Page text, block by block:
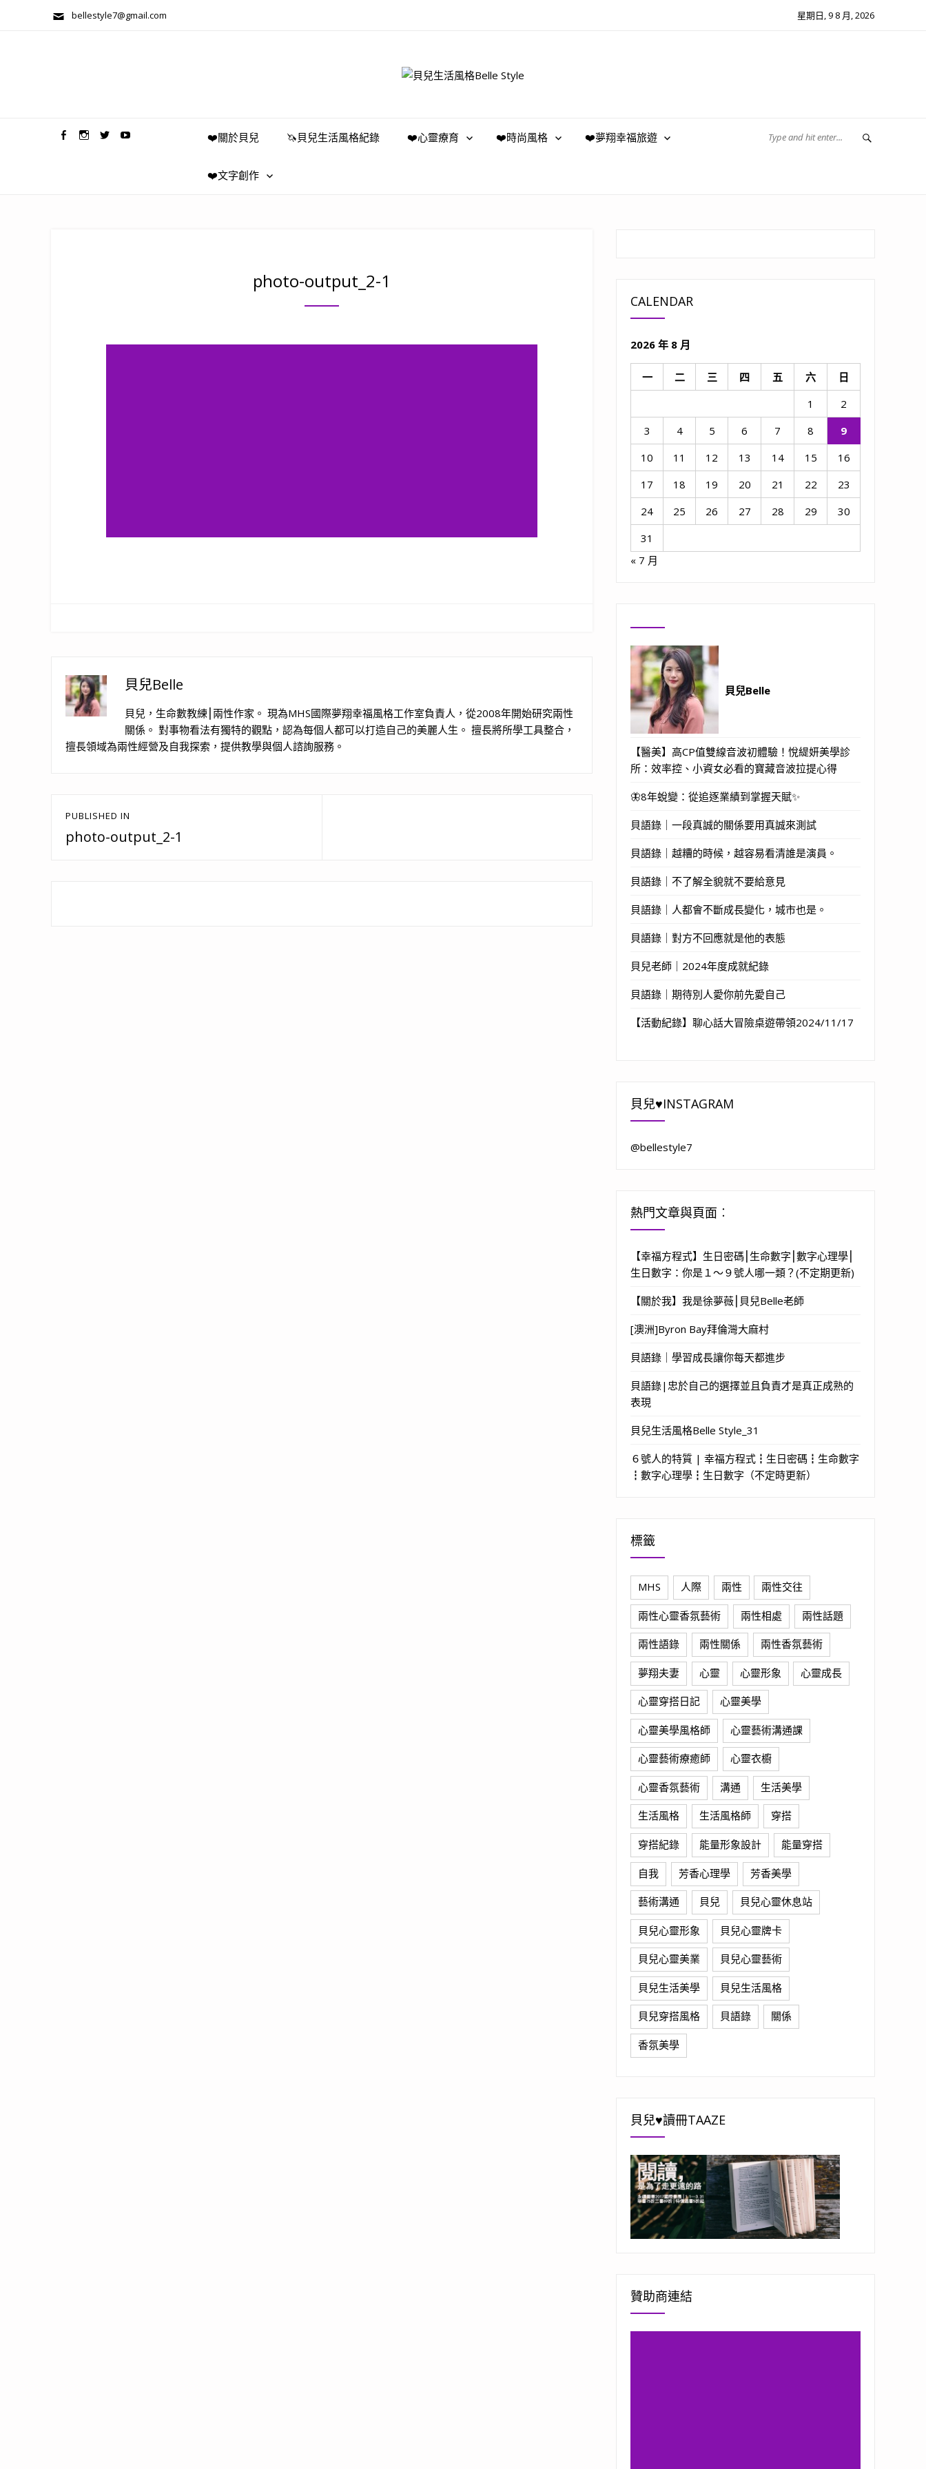
bellestyle7@gmail.com 星期日, 9 8 月, 2026
❤️關於貝兒 🦄️貝兒生活風格紀錄 ❤️心靈療育 ❤️時尚風格 ❤️夢翔幸福旅遊
❤️文字創作
photo-output_2-1
貝兒Belle
貝兒，生命數教練⎮兩性作家。 現為MHS國際夢翔幸福風格工作室負責人，從2008年開始研究兩性
關係。 對事物看法有獨特的觀點，認為每個人都可以打造自己的美麗人生。 擅長將所學工具整合，
擅長領域為兩性經營及自我探索，提供教學與個人諮詢服務。
文
章
PUBLISHED IN
photo-output_2-1
CALENDAR
2026 年 8 月
一 二 三 四 五 六
日
1
2
3
4 5 6 7 8
9
10
11 12 13 14 15
16
17
18 19 20 21 22
23
24
25 26 27 28 29
30
31
« 7 月
貝兒Belle
【醫美】高CP值雙線音波初體驗！悅緹妍美學診
所：效率控、小資女必看的寶藏音波拉提心得
🦋8年蛻變：從追逐業績到掌握天賦✨
貝語錄｜一段真誠的關係要用真誠來測試
貝語錄｜越糟的時候，越容易看清誰是演員。
貝語錄｜不了解全貌就不要給意見
貝語錄｜人都會不斷成長變化，城市也是。
貝語錄｜對方不回應就是他的表態
貝兒老師｜2024年度成就紀錄
貝語錄｜期待別人愛你前先愛自己
【活動紀錄】聊心話大冒險桌遊帶領2024/11/17
貝兒♥INSTAGRAM
@bellestyle7
熱門文章與頁面︰
【幸福方程式】生日密碼⎮生命數字⎮數字心理學⎮
生日數字：你是１～９號人哪一類？(不定期更新)
【關於我】我是徐夢薇⎮貝兒Belle老師
[澳洲]Byron Bay拜倫灣大麻村
貝語錄｜學習成長讓你每天都進步
貝語錄|忠於自己的選擇並且負責才是真正成熟的
表現
貝兒生活風格Belle Style_31
６號人的特質 | 幸福方程式┇生日密碼┇生命數字
┇數字心理學┇生日數字（不定時更新）
標籤
MHS 人際 兩性 兩性交往
兩性心靈香氛藝術 兩性相處 兩性話題
兩性語錄 兩性關係 兩性香氛藝術
夢翔夫妻 心靈 心靈形象 心靈成長
心靈穿搭日記 心靈美學
心靈美學風格師 心靈藝術溝通課
心靈藝術療癒師 心靈衣櫥
心靈香氛藝術 溝通 生活美學
生活風格 生活風格師 穿搭
穿搭紀錄 能量形象設計 能量穿搭
自我 芳香心理學 芳香美學
藝術溝通 貝兒 貝兒心靈休息站
貝兒心靈形象 貝兒心靈牌卡
貝兒心靈美業 貝兒心靈藝術
貝兒生活美學 貝兒生活風格
貝兒穿搭風格 貝語錄 關係
香氛美學
貝兒♥讀冊TAAZE
贊助商連結